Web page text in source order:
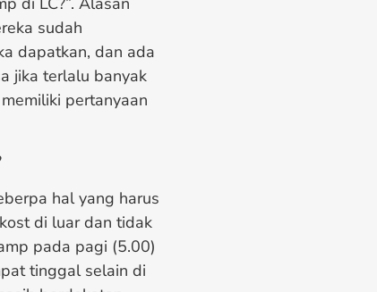
sudah
dapatkan, dan ada
jika terlalu banyak
pertanyaan
hal yang harus
di luar dan tidak
pada pagi (5.00)
tinggal selain di